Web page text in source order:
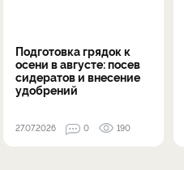
Подготовка грядок к
осени в августе: посев
сидератов и внесение
удобрений
27.07.2026 0 190